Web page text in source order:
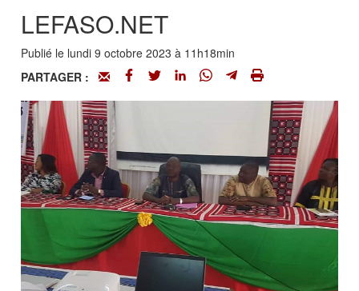
LEFASO.NET
Publié le lundi 9 octobre 2023 à 11h18min
PARTAGER :